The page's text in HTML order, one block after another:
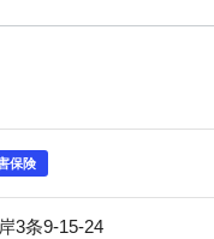
保険
3条9-15-24